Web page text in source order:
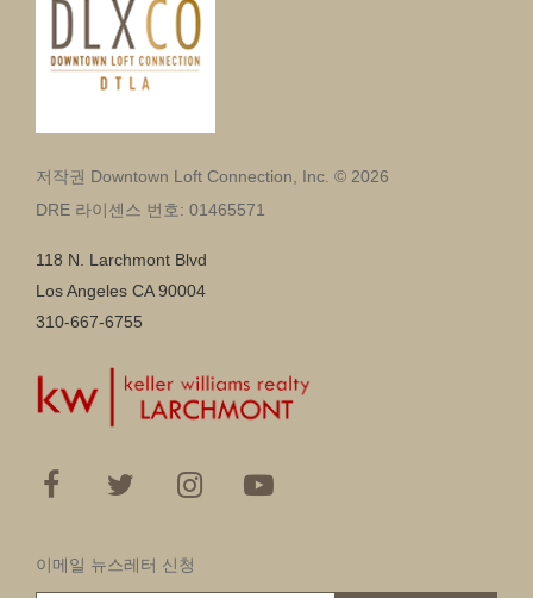
저작권 Downtown Loft Connection, Inc. © 2026
DRE 라이센스 번호: 01465571
118 N. Larchmont Blvd
Los Angeles CA 90004
310-667-6755
이메일 뉴스레터 신청